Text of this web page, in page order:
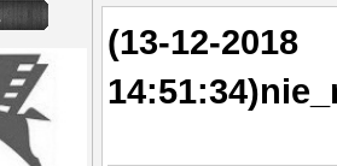
(13-12-2018
14:51:34)